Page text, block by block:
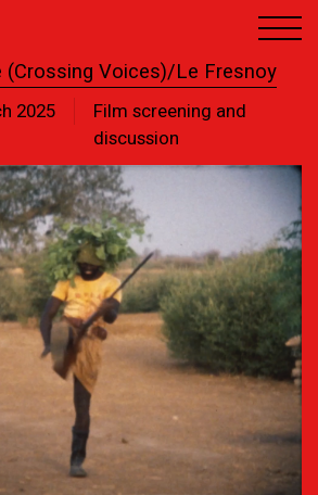
(Crossing Voices)/Le Fresnoy
2025
Film screening and
discussion